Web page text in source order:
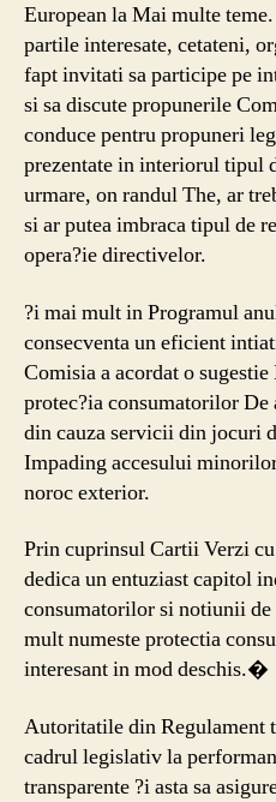
European la Mai multe
partile interesate, cetateni,
fapt invitati sa participe pe
si sa discute propunerile
conduce pentru propuneri
prezentate in interiorul
urmare, on randul The, ar
si ar putea imbraca tipul de
opera?ie directivelor.
?i mai mult in Programul
consecventa un eficient
Comisia a acordat o
protec?ia consumatorilor
din cauza servicii din jocuri
Impading accesului
noroc exterior.
Prin cuprinsul Cartii Verzi
dedica un entuziast capitol
consumatorilor si notiunii
mult numeste protectia
interesant in mod deschis.�
Autoritatile din Regulament
cadrul legislativ la
transparente ?i asta sa